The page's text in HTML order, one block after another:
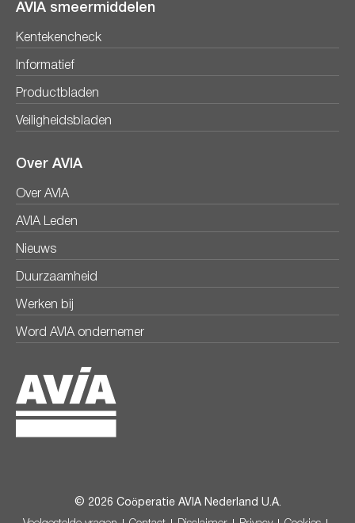
AVIA smeermiddelen
Kentekencheck
Informatief
Productbladen
Veiligheidsbladen
Over AVIA
Over AVIA
AVIA Leden
Nieuws
Duurzaamheid
Werken bij
Word AVIA ondernemer
© 2026 Coöperatie AVIA Nederland U.A.